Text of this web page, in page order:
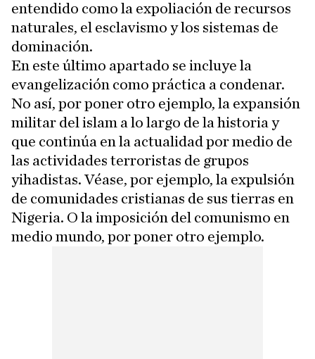
entendido como la expoliación de recursos
naturales, el esclavismo y los sistemas de
dominación.
En este último apartado se incluye la
evangelización como práctica a condenar.
No así, por poner otro ejemplo, la expansión
militar del islam a lo largo de la historia y
que continúa en la actualidad por medio de
las actividades terroristas de grupos
yihadistas. Véase, por ejemplo, la expulsión
de comunidades cristianas de sus tierras en
Nigeria. O la imposición del comunismo en
medio mundo, por poner otro ejemplo.